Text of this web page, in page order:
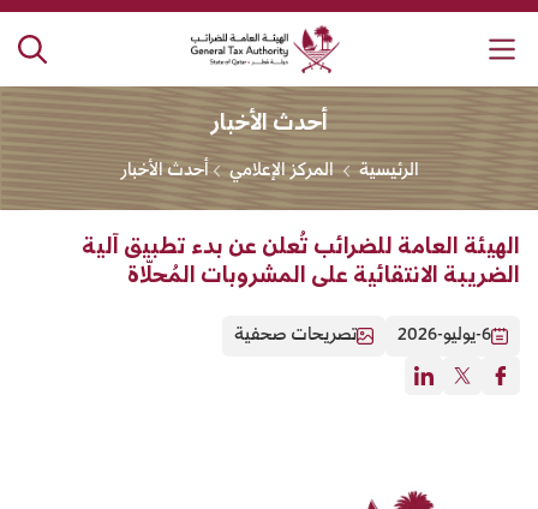
الهيئة العامة للضرائب
أحدث الأخبار
الرئيسية المركز الإعلامي أحدث الأخبار
الهيئة العامة للضرائب تُعلن عن بدء تطبيق آلية
الضريبة الانتقائية على المشروبات المُحلّاة
6-يوليو-2026 تصريحات صحفية